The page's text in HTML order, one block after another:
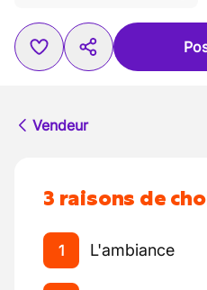
Vendeur
3 raisons de
1 L'ambiance